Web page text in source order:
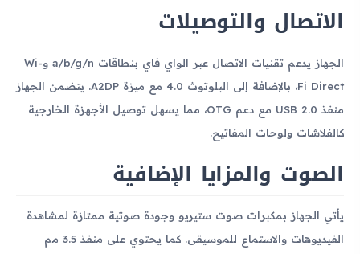
الاتصال والتوصيلات
الجهاز يدعم تقنيات الاتصال عبر الواي فاي بنطاقات a/b/g/n وWi-
Fi Direct، بالإضافة إلى البلوتوث 4.0 مع ميزة A2DP. يتضمن الجهاز
منفذ USB 2.0 مع دعم OTG، مما يسهل توصيل الأجهزة الخارجية
كالفلاشات ولوحات المفاتيح.
الصوت والمزايا الإضافية
يأتي الجهاز بمكبرات صوت ستيريو وجودة صوتية ممتازة لمشاهدة
الفيديوهات والاستماع للموسيقى. كما يحتوي على منفذ 3.5 مم